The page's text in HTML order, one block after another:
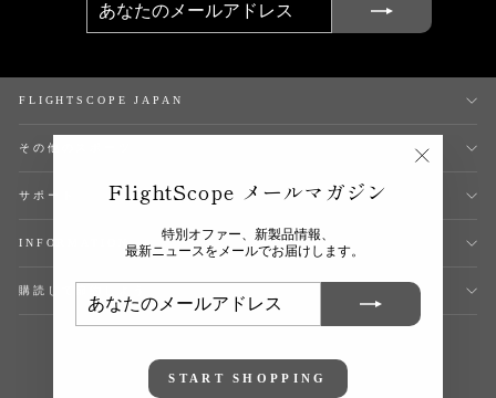
FlightScope メールマガジン
特別オファー、新製品情報、
最新ニュースをメールでお届けします。
あ
の
登
る
START SHOPPING
な
た
の
録
す
る
FLIGHTSCOPE JAPAN
その他のスポーツ
サポート
INFORMATION
購読して節約しよう